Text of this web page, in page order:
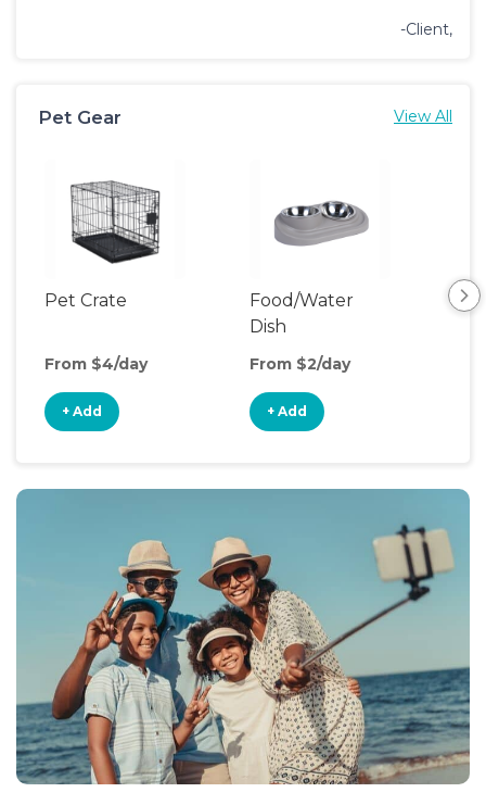
-Client,
Pet Gear View All
Pet Crate
From $4/day
+ Add
Food/Water
Dish
From $2/day
+ Add